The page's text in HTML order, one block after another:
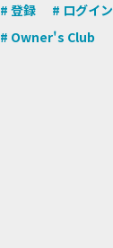
# 登録 # ログイン
# Owner's Club